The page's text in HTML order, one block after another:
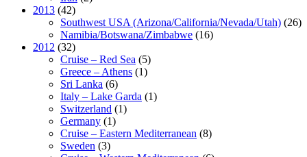
2013 (42)
Southwest USA (Arizona/California/Nevada/Utah) (26)
Namibia/Botswana/Zimbabwe (16)
2012 (32)
Cruise – Red Sea (5)
Greece – Athens (1)
Sri Lanka (6)
Italy – Lake Garda (1)
Switzerland (1)
Germany (1)
Cruise – Eastern Mediterranean (8)
Sweden (3)